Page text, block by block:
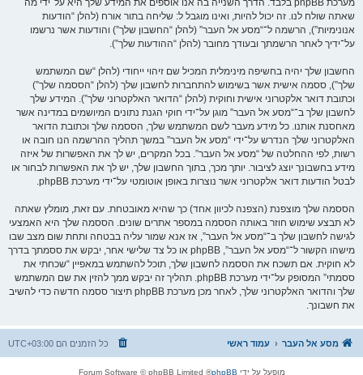
מערכת phpBB בלבד. הדרך השנייה בה אנו אוספים את המידע שלך היא על־ידי מה
שאתה שולח לנו. זה יכול להיות, ואינו מוגבל ל: שליחה בתור אורח (להלן “הודעות
אנונימיות”), הרשמה ל־“מסע אל העבר” (להלן “החשבון שלך”) והודעות אשר נרשמו
על־ידיך לאחר הרשמתך ובעודך מחובר (להלן “ההודעות שלך”).
החשבון שלך יהיה בחשיפה מינימלית המכיל שם זיהוי ייחודי (להלן “שם המשתמש
שלך”), ססמה אישית אשר בשימוש להתחברות לחשבון שלך (להלן “הססמה שלך”)
וכתובת דואר אלקטרוני אישית וחוקית (להלן “הדואר האלקטרוני שלך”). המידע שלך
לחשבון שלך ב־“מסע אל העבר” מוגן על־ידי חוקי הגנת נתונים המיושמים במדינה אשר
מאחסנת אותנו. כל מידע מעבר לשם המשתמש שלך, הססמה שלך וכתובת הדואר
האלקטרוני שלך הנדרש על־ידי “מסע אל העבר” במשך תהליך ההרשמה הנו חובה או
רשות, לפי ההחלטה של “מסע אל העבר”. בכל המקרים, יש לך את האפשרות של איזה
מידע בחשבונך יוצג לציבור. יותך מכך, בתוך החשבון שלך, יש לך את האפשרות לבחור או
לבטל הודעות דואר אלקטרוני אשר נוצרות באופן אוטומטי על־ידי מערכת phpBB.
הססמה שלך מוצפנת (הצפנה לכיוון אחד) כך שהיא מאובטחת. עם זאת, מומלץ שאתה
לא תבצע שימוש חוזר באותה הססמה במספר אתרים שונים. הססמה שלך היא האמצעי
לגישה לחשבון שלך ב־“מסע אל העבר”, אז אנא שמור עליה בבטחה ותחת שום מצב שבו
מישהו הקשור ל־“מסע אל העבר”, phpBB או כל צד שלישי אחר, יבקש את ססמתך בדרך
לא חוקית. אם תשכח את הססמה לחשבון שלך, תוכל להשתמש במאפיין “שכחתי את
ססמתי” המסופק על־ידי מערכת phpBB. תהליך זה יבקש ממך להזין את שם המשתמש
שלך והדואר האלקטרוני שלך, לאחר מכן מערכת phpBB תיצור ססמה חדשה כדי להשיב
את חשבונך.
מסע אל העבר עמוד ראשי כל הזמנים הם UTC+03:00
מופעל על ידי phpBB
® Forum Software © phpBB Limited